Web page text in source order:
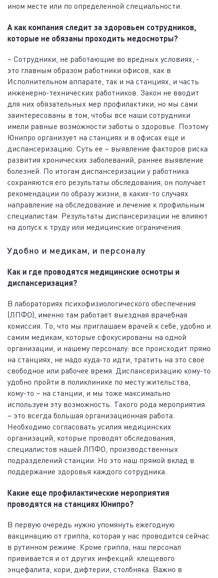
ином месте или по определенной специальности.
А как компания следит за здоровьем сотрудников,
которые не обязаны проходить медосмотры?
– Сотрудники, не работающие во вредных условиях, -
это главным образом работники офисов, как в
Исполнительном аппарате, так и на станциях, и часть
инженерно-технических работников. Закон не вводит
для них обязательных мер профилактики, но мы сами
заинтересованы в том, чтобы все наши сотрудники
имели равные возможности заботы о здоровье. Поэтому
Юнипро организует на станциях и в офисах еще и
диспансеризацию. Суть ее – выявление факторов риска
развития хронических заболеваний, раннее выявление
болезней. По итогам диспансеризации у работника
сохраняются его результаты обследования, он получает
рекомендации по образу жизни, в каких-то случаях
направление на обследование и лечение к профильным
специалистам. Результаты диспансеризации не влияют
на допуск к труду или медицинские ограничения.
Удобно и медикам, и персоналу
Как и где проводятся медицинские осмотры и
диспансеризация?
В лабораториях психофизиологического обеспечения
(ЛПФО), именно там работает выездная врачебная
комиссия. То, что мы приглашаем врачей к себе, удобно и
самим медикам, которые сфокусированы на одной
организации, и нашему персоналу: все происходит прямо
на станциях, не надо куда-то идти, тратить на это свое
свободное или рабочее время. Диспансеризацию кому-то
удобно пройти в поликлинике по месту жительства,
кому-то – на станции, и мы тоже максимально
используем эту возможность. Такого рода мероприятия
– это всегда большая организационная работа.
Необходимо согласовать усилия медицинских
организаций, которые проводят обследования,
специалистов нашей ЛПФО, производственных
подразделений станции. Но это наш прямой вклад в
поддержание здоровья каждого сотрудника.
Какие еще профилактические мероприятия
проводятся на станциях Юнипро?
В первую очередь нужно упомянуть ежегодную
вакцинацию от гриппа, которая у нас проводится сейчас
в рутинном режиме. Кроме гриппа, наш персонал
прививается и от других инфекций: клещевого
энцефалита, кори, дифтерии, столбняка. Важно в